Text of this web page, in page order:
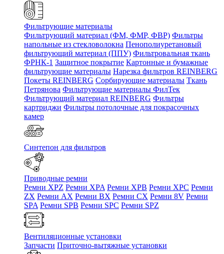
Фильтрующие материалы
Фильтрующий материал (ФМ, ФМР, ФВР) Фильтры
напольные из стекловолокна Пенополиуретановый
фильтрующий материал (ППУ) Фильтровальная ткань
ФРНК-1 Защитное покрытие Картонные и бумажные
фильтрующие материалы Нарезка фильтров REINBERG
Покеты REINBERG Сорбирующие материалы Ткань
Петрянова Фильтрующие материалы ФилТек
Фильтрующий материал REINBERG Фильтры
картриджи Фильтры потолочные для покрасочных
камер
Синтепон для фильтров
Приводные ремни
Ремни XPZ Ремни XPA Ремни XPB Ремни XPC Ремни
ZX Ремни AX Ремни BX Ремни CX Ремни 8V Ремни
SPA Ремни SPB Ремни SPC Ремни SPZ
Вентиляционные установки
Запчасти Приточно-вытяжные установки